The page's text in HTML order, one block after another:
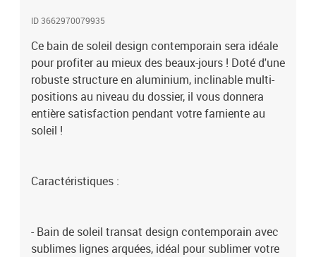
illustré fourniSpécifications :- Couleur : gris- Matériaux principaux
: cadre en aluminium, textilène- Dim. totales : 171L x 64l x 82H cm-
Dim. position dossier 1e niveaux : 153L x 64l x 89,5H cm- Dim.
position dossier 5e niveaux : 167L x 64l x 55H cm- Dim. textilène :
175L x 49,5H cm- Dim. têtière : 39L x 16l cm (épaisseur : 7 cm)-
Largeur assise : 50 cm- Charge max. recommandée : 100 Kg-
Livraison effectuée en un colis- Réf. : 84B-179V01CG
ID 3662970079935
Ce bain de soleil design contemporain sera idéale
pour profiter au mieux des beaux-jours ! Doté d'une
robuste structure en aluminium, inclinable multi-
positions au niveau du dossier, il vous donnera
entière satisfaction pendant votre farniente au
soleil !
Caractéristiques :
- Bain de soleil transat design contemporain avec
sublimes lignes arquées, idéal pour sublimer votre